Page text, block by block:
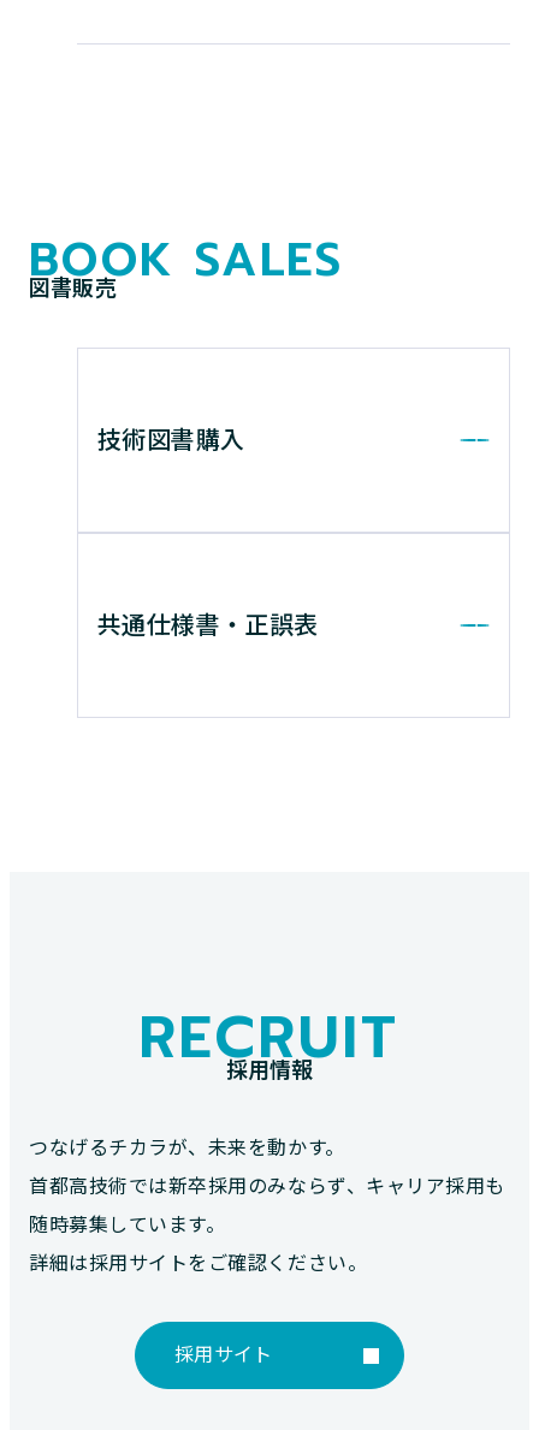
BOOK SALES
図書販売
技術図書購入
共通仕様書・正誤表
RECRUIT
採用情報
つなげるチカラが、未来を動かす。
首都高技術では新卒採用のみならず、キャリア採用も
随時募集しています。
詳細は採用サイトをご確認ください。
採用サイト